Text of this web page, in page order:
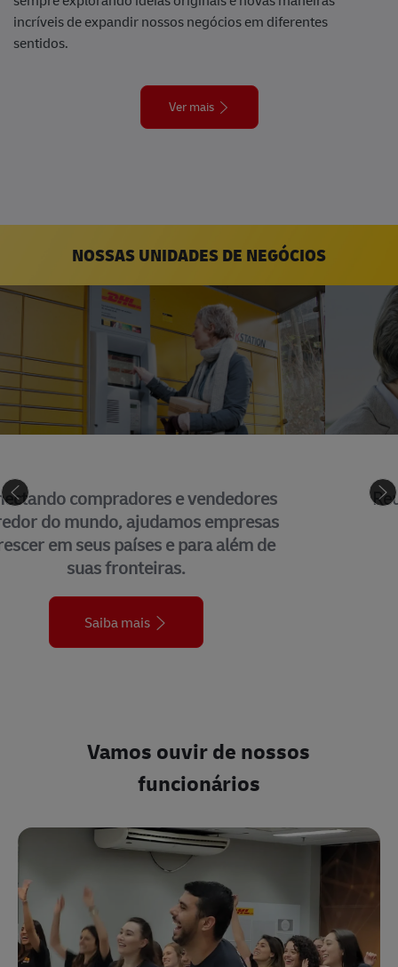
incríveis de expandir nossos negócios em diferentes
sentidos.
Ver mais
NOSSAS UNIDADES DE NEGÓCIOS
Reunimos muitas das principais funções
de suporte que sustentam nossa
organização no mundo todo.
Saiba mais
Vamos ouvir de nossos
funcionários